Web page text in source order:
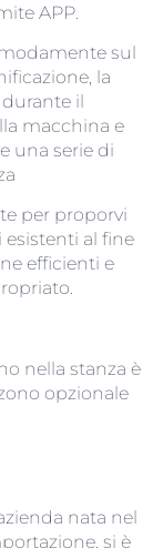
APP.
sul
la
durante il
macchina e
una serie di
per proporvi
al fine
efficienti e
nella stanza è
opzionale
nata nel
si è